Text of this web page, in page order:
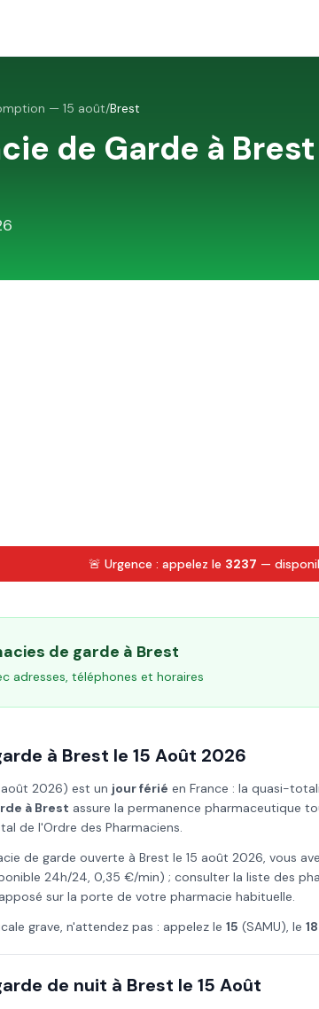
— 15 août/Brest
de Garde à Brest
🚨 Urgence : appelez le 3237 —
de garde à Brest
adresses, téléphones et horaires
à Brest le 15 Août 2026
août 2026) est un jour férié en France : la quasi-
à Brest assure la permanence pharmaceutique
de l'Ordre des Pharmaciens.
de garde ouverte à Brest le 15 août 2026, vous
24h/24, 0,35 €/min) ; consulter la liste des
sur la porte de votre pharmacie habituelle.
grave, n'attendez pas : appelez le 15 (SAMU), le 18
de nuit à Brest le 15 Août